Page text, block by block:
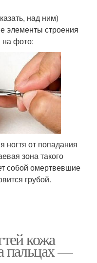
над ним)
элементы строения
на фото:
ногтя от попадания
зона такого
собой омертвевшие
грубой.
кожа
пальцах —